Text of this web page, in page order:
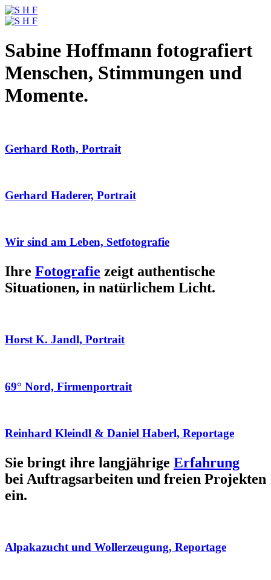
Sabine Hoffmann fotografiert
Menschen, Stimmungen und
Momente.
Gerhard Roth, Portrait
Gerhard Haderer, Portrait
Wir sind am Leben, Setfotografie
Ihre Fotografie zeigt authentische
Situationen, in natürlichem Licht.
Horst K. Jandl, Portrait
69° Nord, Firmenportrait
Reinhard Kleindl & Daniel Haberl, Reportage
Sie bringt ihre langjährige Erfahrung
bei Auftragsarbeiten und freien Projekten
ein.
Alpakazucht und Wollerzeugung, Reportage